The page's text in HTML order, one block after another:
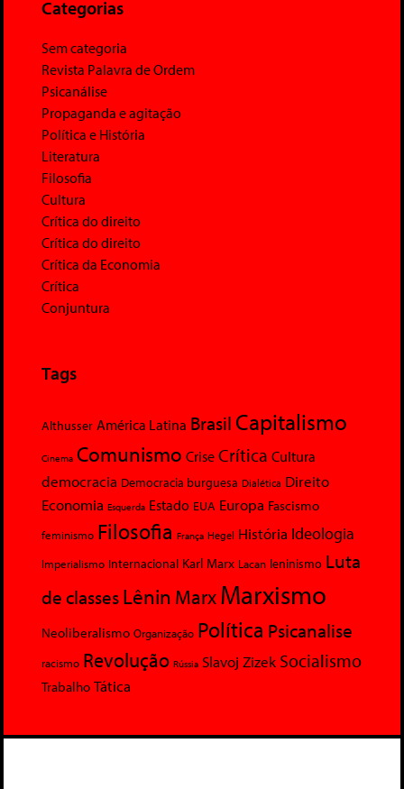
Categorias
Sem categoria
Revista Palavra de Ordem
Psicanálise
Propaganda e agitação
Política e História
Literatura
Filosofia
Cultura
Crítica do direito
Crítica do direito
Crítica da Economia
Crítica
Conjuntura
Tags
Althusser América Latina Brasil Capitalismo
Cinema Comunismo Crise Crítica Cultura
democracia Democracia burguesa Dialética Direito
Economia Esquerda Estado EUA Europa Fascismo
feminismo Filosofia França Hegel História Ideologia
Imperialismo Internacional Karl Marx Lacan leninismo Luta
de classesLênin MarxMarxismo
Neoliberalismo Organização Política Psicanalise
racismo Revolução Rússia Slavoj Zizek Socialismo
Trabalho Tática